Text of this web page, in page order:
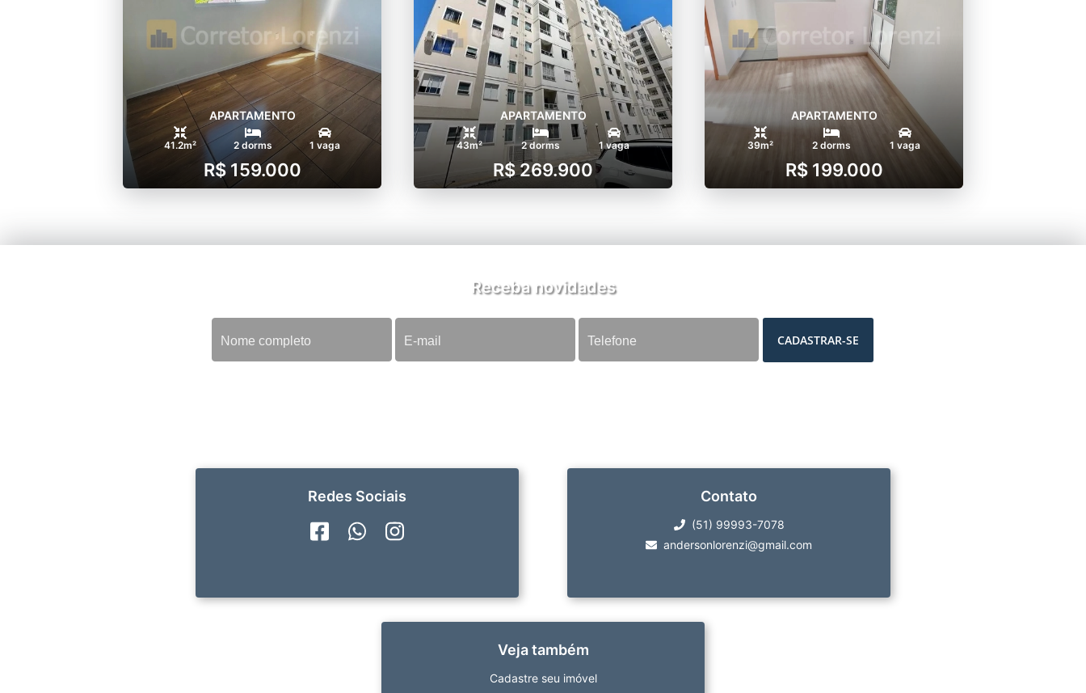
APARTAMENTO
41.2m² 2 dorms 1 vaga
R$ 159.000
APARTAMENTO
43m² 2 dorms 1 vaga
R$ 269.900
APARTAMENTO
39m² 2 dorms 1 vaga
R$ 199.000
Receba novidades
CADASTRAR-SE
Redes Sociais Contato
(51) 99993-7078
andersonlorenzi@gmail.com
Veja também
Cadastre seu imóvel